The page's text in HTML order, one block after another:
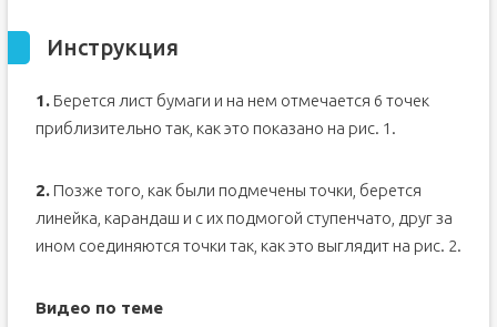
Инструкция
1.Берется лист бумаги и на нем отмечается 6 точек
приблизительно так, как это показано на рис. 1.
2.Позже того, как были подмечены точки, берется
линейка, карандаш и с их подмогой ступенчато, друг за
ином соединяются точки так, как это выглядит на рис. 2.
Видео по теме